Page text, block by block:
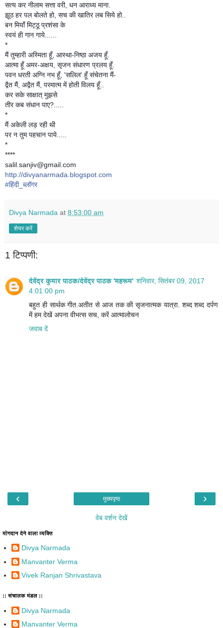
सत्य कर नीलाम सत्ता वरी, धन आराध्य माना.
झूठ हर पल बोलते हो, सच की खातिर लब सिये हो..
बन मियाँ मिट्ठू प्रशंसा के
स्वयं ही गान गाये......
*
मैं तुम्हारी अस्मिता हूँ, आस्था-निष्ठा अजय हूँ.
आत्मा हूँ अमर-अक्षय, सृजन संधारण प्रलय हूँ.
पवन धरती अग्नि नभ हूँ, 'सलिल' हूँ संचेतना मैं-
द्वैत मैं, अद्वैत मैं, परमात्म में होती विलय हूँ..
कर सके साक्षात् मुझसे
तीर कब संधान पाए?.....
*
मैं अकेली लड़ रही थी
पर न तुम पहचान पाये.....
*
****
salil.sanjiv@gmail.com
http://divyanarmada.blogspot.com
#हिंदी_ब्लॉगर
Divya Narmada at 8:53:00 am
शेयर करें
1 टिप्पणी:
देवेंद्र कुमार पाठक/देवेंद्र पाठक 'महरूम' शनिवार, सितंबर 09, 2017
4:01:00 pm
बहुत ही सार्थक गीत.अतीत से आज तक की सृजनात्मक यात्रा. शब्द शब्द दर्पण
में हम देखें अपना वीभत्स सच, करें आत्मालोचन
जवाब दें
‹ ›
मुख्यपृष्ठ
वेब वर्शन देखें
योगदान देने वाला व्यक्ति
Divya Narmada
Manvanter Verma
Vivek Ranjan Shrivastava
:: संचालक मंडल ::
Divya Narmada
Manvanter Verma